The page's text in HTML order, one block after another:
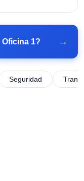
Oficina 1? →
Seguridad